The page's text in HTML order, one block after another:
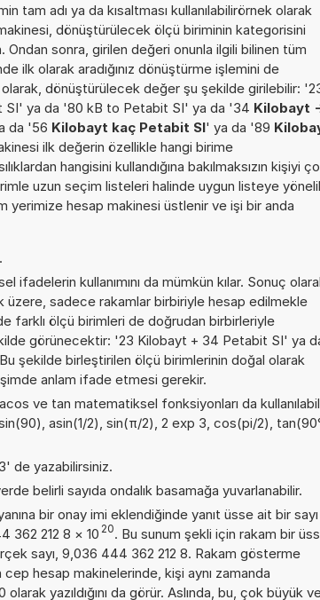
tam adı ya da kısaltması kullanılabilirörnek olarak
dönüştürülecek ölçü biriminin kategorisini
sonra, girilen değeri onunla ilgili bilinen tüm
ilk olarak aradığınız dönüştürme işlemini de
dönüştürülecek değer şu şekilde girilebilir:
ya da '80 kB to Petabit SI' ya da '34 Kilobayt -
da '56 Kilobayt kaç Petabit SI' ya da '89
ilk değerin özellikle hangi birime
hangisini kullandığına bakılmaksızın kişiyi
uzun seçim listeleri halinde uygun listeye
yerimize hesap makinesi üstlenir ve işi bir anda
ifadelerin kullanımını da mümkün kılar. Sonuç
sadece rakamlar birbiriyle hesap edilmekle
farklı ölçü birimleri de doğrudan birbirleriyle
görünecektir: '23 Kilobayt + 34 Petabit SI' ya
şekilde birleştirilen ölçü birimlerinin doğal olarak
anlam ifade etmesi gerekir.
ve tan matematiksel fonksiyonları da
asin(1/2), sin(π/2), 2 exp 3, cos(pi/2),
de yazabilirsiniz.
belirli sayıda ondalık basamağa yuvarlanabilir.
bir onay imi eklendiğinde yanıt üsse ait bir sayı
362 212 8 × 10 20. Bu sunum şekli için rakam bir
sayı, 9,036 444 362 212 8. Rakam gösterme
cep hesap makinelerinde, kişi aynı zamanda
yazıldığını da görür. Aslında, bu, çok büyük